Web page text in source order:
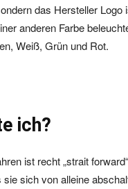
das Hersteller Logo
anderen Farbe
Weiß, Grün und Rot.
ich?
ist recht „strait
sie sich von alleine